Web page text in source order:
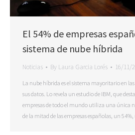
El 54% de empresas
sistema de nube híbrida
Noticias By Laura Garcia Lorés 16/11/
La nube híbrida es el sistema mayoritario en
sus datos. Lo revela un estudio de IBM, que
empresas de todo el mundo utiliza una única
de la mitad de las empresas españolas, un